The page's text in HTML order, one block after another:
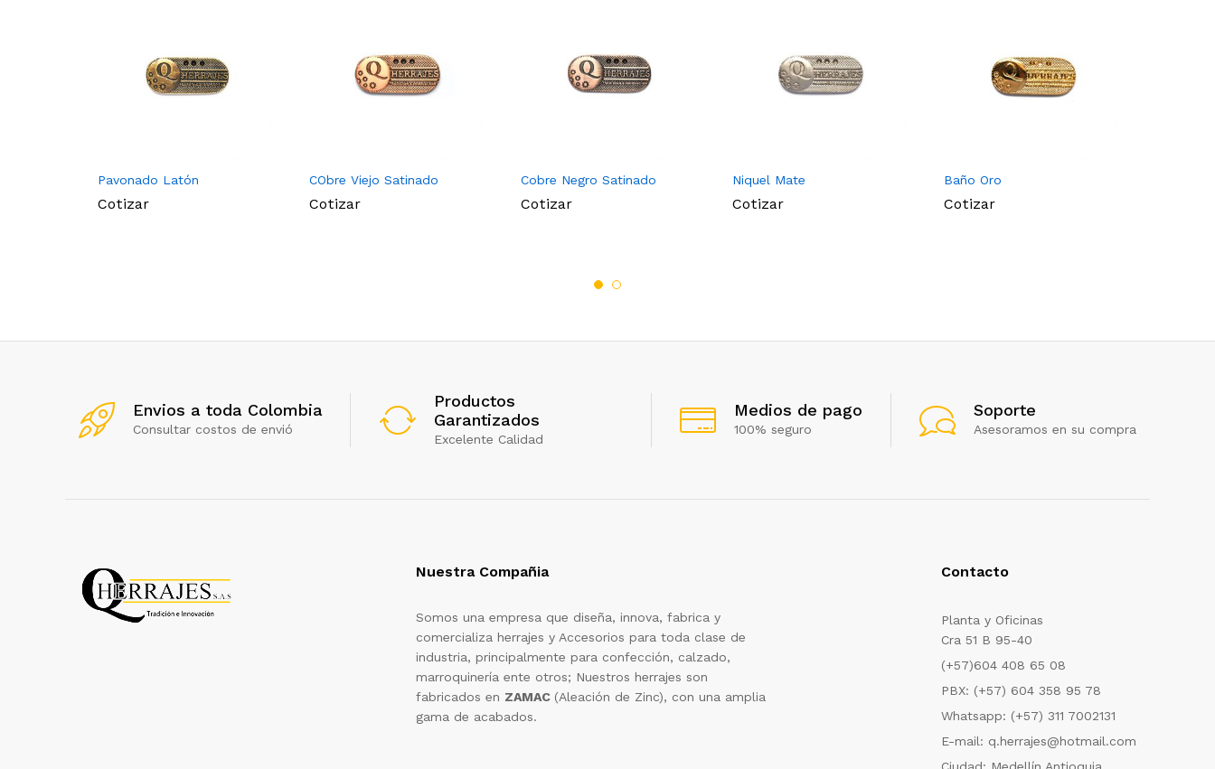
Pavonado Latón
Cotizar
CObre Viejo Satinado
Cotizar
Cobre Negro Satinado
Cotizar
Niquel Mate
Cotizar
Baño Oro
Cotizar
Envios a toda Colombia
Consultar costos de envió
Productos
Garantizados
Excelente Calidad
Medios de pago
100% seguro
Soporte
Asesoramos en su compra
Nuestra Compañia
Somos una empresa que diseña, innova, fabrica y
comercializa herrajes y Accesorios para toda clase de
industria, principalmente para confección, calzado,
marroquinería ente otros; Nuestros herrajes son
fabricados en ZAMAC (Aleación de Zinc), con una amplia
gama de acabados.
Contacto
Planta y Oficinas
Cra 51 B 95-40
(+57)604 408 65 08
PBX: (+57) 604 358 95 78
Whatsapp: (+57) 311 7002131
E-mail: q.herrajes@hotmail.com